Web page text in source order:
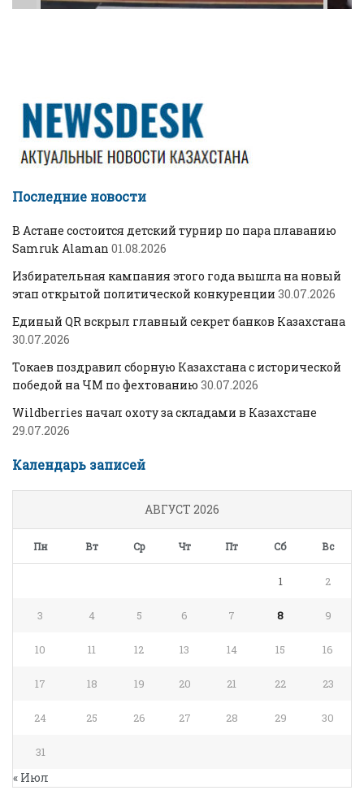
Последние новости
В Астане состоится детский турнир по пара плаванию
Samruk Alaman 01.08.2026
Избирательная кампания этого года вышла на новый
этап открытой политической конкуренции 30.07.2026
Единый QR вскрыл главный секрет банков Казахстана
30.07.2026
Токаев поздравил сборную Казахстана с исторической
победой на ЧМ по фехтованию 30.07.2026
Wildberries начал охоту за складами в Казахстане
29.07.2026
Календарь записей
АВГУСТ 2026
Пн Вт Ср Чт Пт Сб Вс
1 2
3 4 5 6 7 8 9
10 11 12 13 14 15 16
17 18 19 20 21 22 23
24 25 26 27 28 29 30
31
« Июл